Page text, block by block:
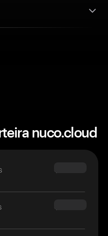
nuco.cloud
$69.90
$54.90